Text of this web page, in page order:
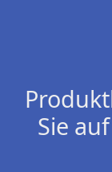
Sie